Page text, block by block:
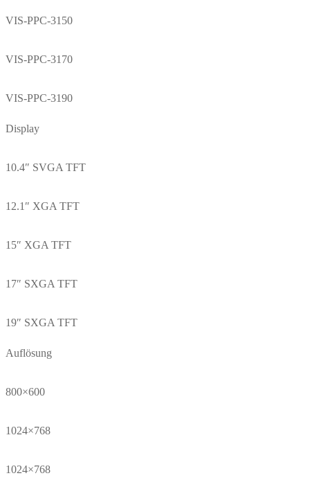
VIS-PPC-3150
VIS-PPC-3170
VIS-PPC-3190
Display
10.4″ SVGA TFT
12.1″ XGA TFT
15″ XGA TFT
17″ SXGA TFT
19″ SXGA TFT
Auflösung
800×600
1024×768
1024×768